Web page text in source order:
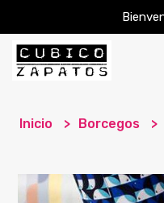
Inicio Borcegos